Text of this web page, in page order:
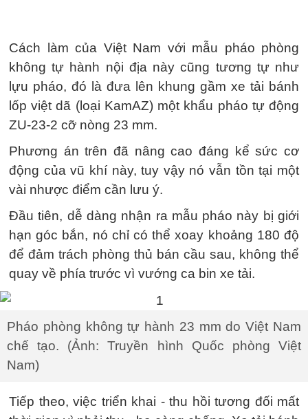
Cách làm của Việt Nam với mẫu pháo phòng
không tự hành nội địa này cũng tương tự như
lựu pháo, đó là đưa lên khung gầm xe tải bánh
lốp việt dã (loại KamAZ) một khẩu pháo tự động
ZU-23-2 cỡ nòng 23 mm.
Phương án trên đã nâng cao đáng kể sức cơ
động của vũ khí này, tuy vậy nó vẫn tồn tại một
vài nhược điểm cần lưu ý.
Đầu tiên, dễ dàng nhận ra mẫu pháo này bị giới
hạn góc bắn, nó chỉ có thể xoay khoảng 180 độ
để đảm trách phòng thủ bán cầu sau, không thể
quay về phía trước vì vướng ca bin xe tải.
Pháo phòng không tự hành 23 mm do Việt Nam
chế tạo. (Ảnh: Truyền hình Quốc phòng Việt
Nam)
Tiếp theo, việc triển khai - thu hồi tương đối mất